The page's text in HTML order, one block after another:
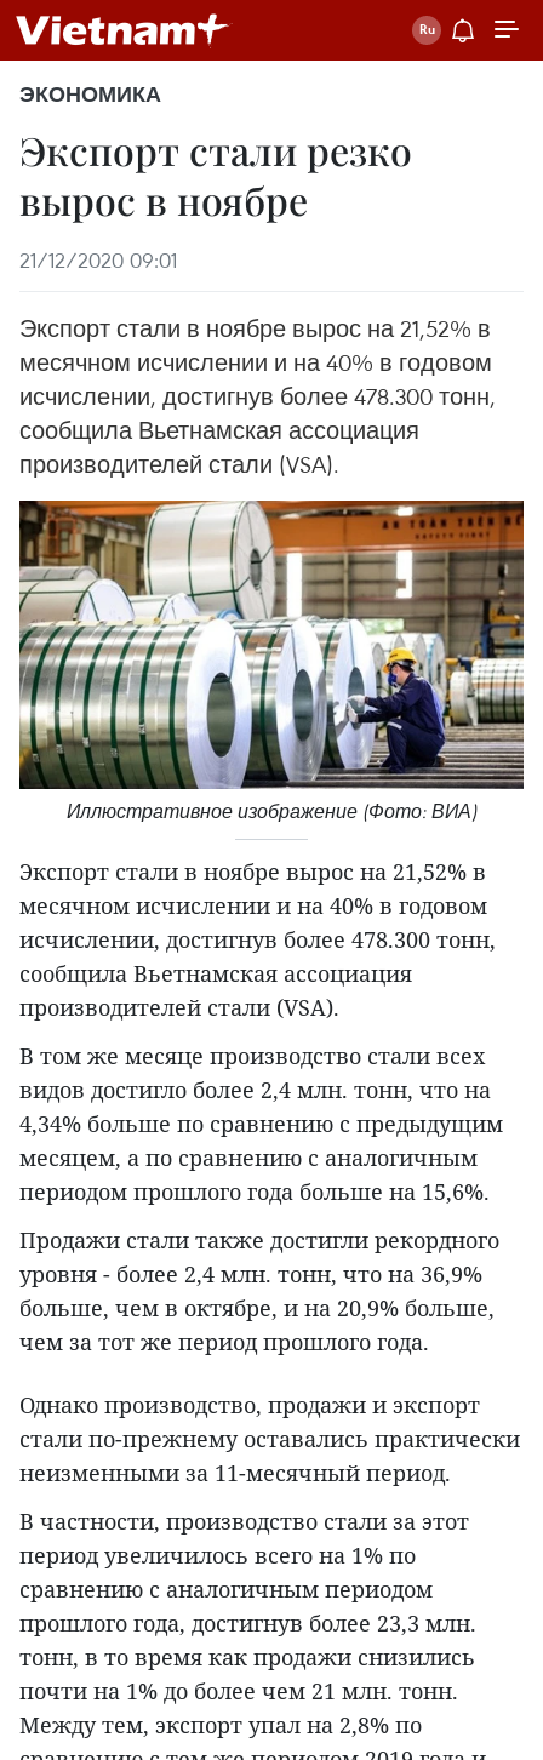
ЭКОНОМИКА
Экспорт стали резко
вырос в ноябре
21/12/2020 09:01
Экспорт стали в ноябре вырос на 21,52% в
месячном исчислении и на 40% в годовом
исчислении, достигнув более 478.300 тонн,
сообщила Вьетнамская ассоциация
производителей стали (VSA).
Иллюстративное изображение (Фото: ВИА)
Экспорт стали в ноябре вырос на 21,52% в
месячном исчислении и на 40% в годовом
исчислении, достигнув более 478.300 тонн,
сообщила Вьетнамская ассоциация
производителей стали (VSA).
В том же месяце производство стали всех
видов достигло более 2,4 млн. тонн, что на
4,34% больше по сравнению с предыдущим
месяцем, а по сравнению с аналогичным
периодом прошлого года больше на 15,6%.
Продажи стали также достигли рекордного
уровня - более 2,4 млн. тонн, что на 36,9%
больше, чем в октябре, и на 20,9% больше,
чем за тот же период прошлого года.
Однако производство, продажи и экспорт
стали по-прежнему оставались практически
неизменными за 11-месячный период.
В частности, производство стали за этот
период увеличилось всего на 1% по
сравнению с аналогичным периодом
прошлого года, достигнув более 23,3 млн.
тонн, в то время как продажи снизились
почти на 1% до более чем 21 млн. тонн.
Между тем, экспорт упал на 2,8% по